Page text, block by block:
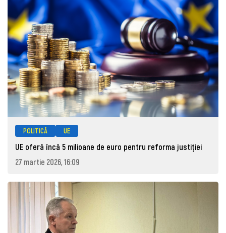
POLITICĂ UE
UE oferă încă 5 milioane de euro pentru reforma justiției
27 martie 2026, 16:09